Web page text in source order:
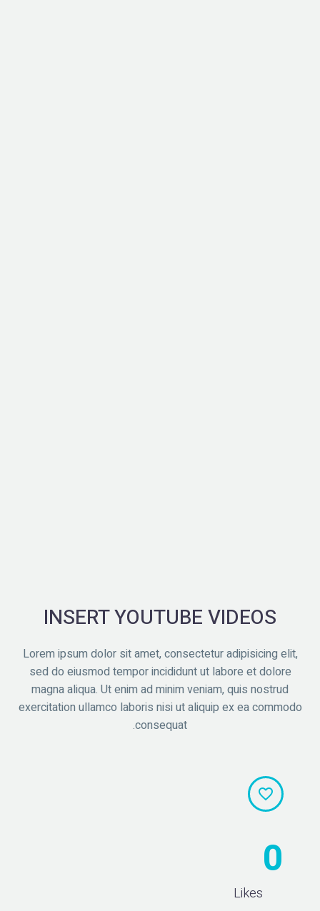
INSERT YOUTUBE VIDEOS
Lorem ipsum dolor sit amet, consectetur adipisicing elit,
sed do eiusmod tempor incididunt ut labore et dolore
magna aliqua. Ut enim ad minim veniam, quis nostrud
exercitation ullamco laboris nisi ut aliquip ex ea commodo
consequat.


0
Likes